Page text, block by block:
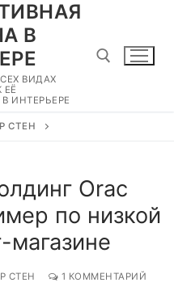
В
ВИДАХ
ЕЁ
ИНТЕРЬЕРЕ
СТЕН
Orac
по низкой
магазине
СТЕН 1 КОММЕНТАРИЙ